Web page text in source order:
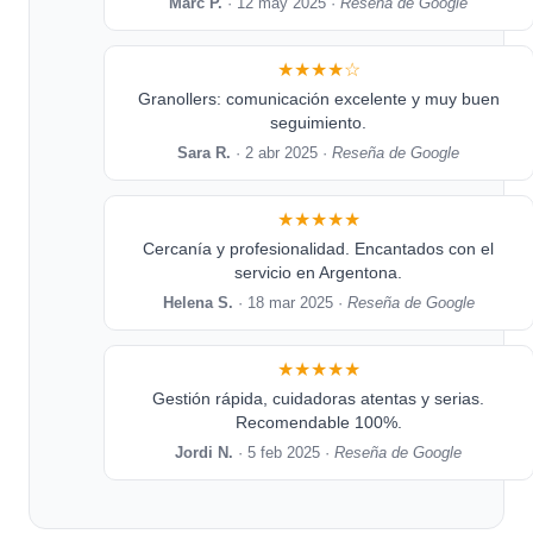
Marc P. · 12 may 2025 ·Reseña de Google
★★★★☆
Granollers: comunicación excelente y muy buen
seguimiento.
Sara R. · 2 abr 2025 ·Reseña de Google
★★★★★
Cercanía y profesionalidad. Encantados con el
servicio en Argentona.
Helena S. · 18 mar 2025 · Reseña de Google
★★★★★
Gestión rápida, cuidadoras atentas y serias.
Recomendable 100%.
Jordi N. · 5 feb 2025 ·Reseña de Google